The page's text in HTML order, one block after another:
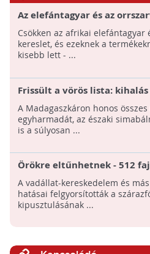
Az elefántagyar és az
csökkent, de a
Csökken az afrikai
kereslet, és ezeknek a
kisebb lett - ...
Frissült a vörös lista:
kékbálna és a mezei hörcsög
A Madagaszkáron honos
egyharmadát, az északi
is a súlyosan ...
Örökre eltűnhetnek - 512
felgyorsult a folyamat
A vadállat-kereskedelem és
hatásai felgyorsították a
kipusztulásának ...